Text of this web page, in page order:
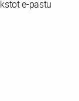
e-pastu